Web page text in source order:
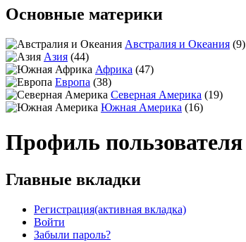
Основные материки
Австралия и Океания (9)
Азия (44)
Африка (47)
Европа (38)
Северная Америка (19)
Южная Америка (16)
Профиль пользователя
Главные вкладки
Регистрация(активная вкладка)
Войти
Забыли пароль?